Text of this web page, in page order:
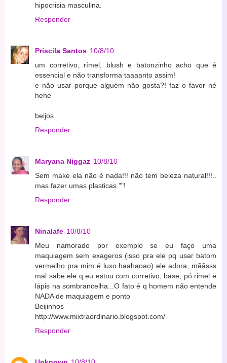
hipocrisia masculina.
Responder
Priscila Santos 10/8/10
um corretivo, rímel, blush e batonzinho acho que é
essencial e não transforma taaaanto assim!
e não usar porque alguém não gosta?! faz o favor né
hehe
beijos
Responder
Maryana Niggaz 10/8/10
Sem make ela não é nada!!! não tem beleza natural!!!..
mas fazer umas plasticas ""!
Responder
Ninalafe 10/8/10
Meu namorado por exemplo se eu faço uma
maquiagem sem exageros (isso pra ele pq usar batom
vermelho pra mim é luxo haahaoao) ele adora, mããsss
mal sabe ele q eu estou com corretivo, base, pó rimel e
lápis na sombrancelha...O fato é q homem não entende
NADA de maquiagem e ponto
Beijinhos
http://www.mixtraordinario.blogspot.com/
Responder